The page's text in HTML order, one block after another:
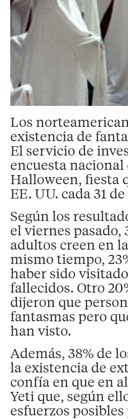
Los
existencia de
El servicio de
encuesta
Halloween, fiesta
EE. UU. cada 31
Según los
el viernes pasado,
adultos creen en
mismo tiempo,
haber sido
fallecidos. Otro
dijeron que
fantasmas pero
han visto.
Además, 38% de
la existencia de
confía en que en
Yeti que, según
esfuerzos